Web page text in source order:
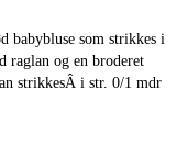
babybluse som strikkes i
raglan og en broderet
strikkesÂ i str. 0/1 mdr